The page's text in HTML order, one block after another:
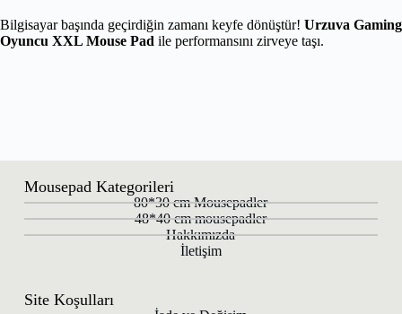
Bilgisayar başında geçirdiğin zamanı keyfe dönüştür! Urzuva Gaming
Oyuncu XXL Mouse Pad ile performansını zirveye taşı.
Mousepad Kategorileri
80*30 cm Mousepadler
48*40 cm mousepadler
Hakkımızda
İletişim
Site Koşulları